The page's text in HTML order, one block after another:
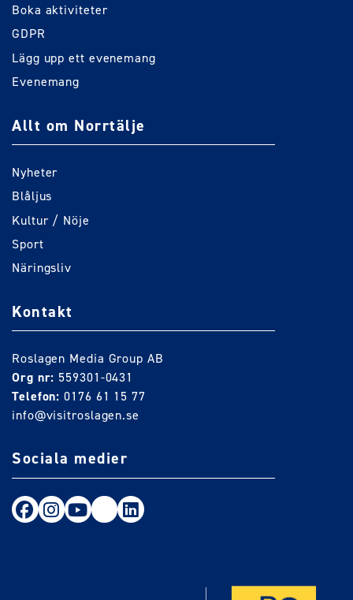
Boka aktiviteter
GDPR
Lägg upp ett evenemang
Evenemang
Allt om Norrtälje
Nyheter
Blåljus
Kultur / Nöje
Sport
Näringsliv
Kontakt
Roslagen Media Group AB
Org nr: 559301-0431
Telefon: 0176 61 15 77
info@visitroslagen.se
Sociala medier
Följ oss på Facebook
Följ oss på Instagram
Följ oss på Youtube
TikTokLinkedIn